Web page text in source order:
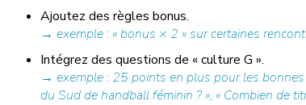
Ajoutez des règles bonus.
→ exemple : « bonus × 2 » sur certaines
Intégrez des questions de « culture G ».
→ exemple : 25 points en plus pour les
du Sud de handball féminin ? », « Combien de